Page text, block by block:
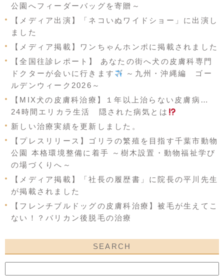
公園へフィーダーバッグを寄贈～
【メディア出演】「ネコいぬワイドショー」に出演し
ました
【メディア掲載】ワンちゃんホンポに掲載されました
【全国往診レポート】 あなたの街へ犬の皮膚科専門
ドクターが会いに行きます
～九州・沖縄編 ゴー
ルデンウィーク2026～
【MIX犬の皮膚科治療】１年以上治らない皮膚病…
24時間エリカラ生活 隠された病気とは
新しい治療実績を更新しました。
【プレスリリース】ゴリラの繁殖を目指す千葉市動物
公園 本格環境整備に着手 ～樹木設置・動物福祉学び
の場づくりへ～
【メディア掲載】「社長の履歴書」に院長の平川先生
が掲載されました
【フレンチブルドッグの皮膚科治療】被毛が生えてこ
ない！？バリカン後脱毛の治療
SEARCH